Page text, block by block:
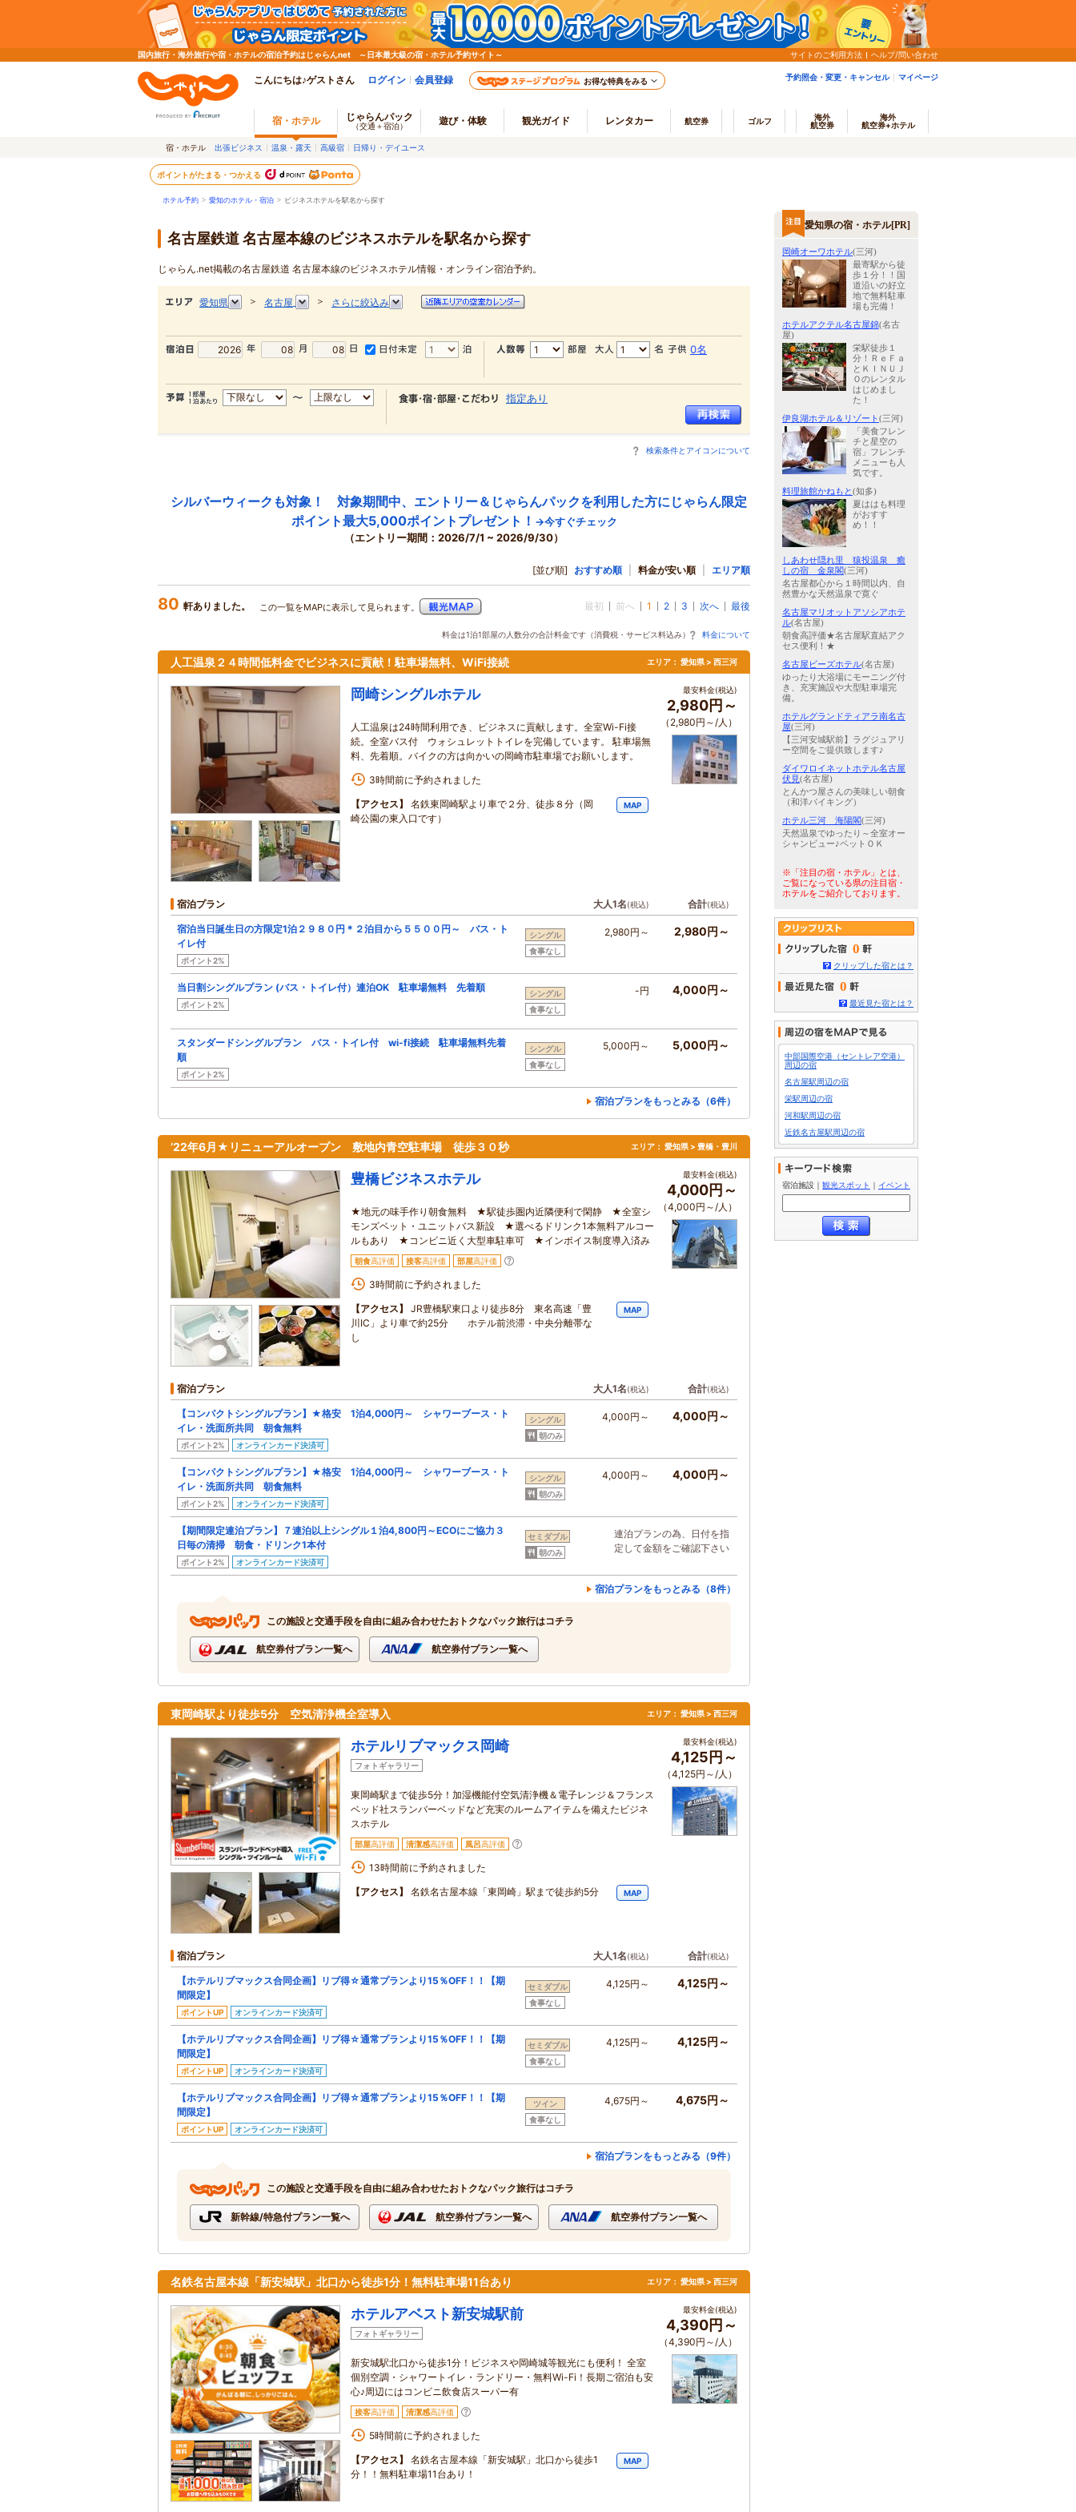
国内旅行・海外旅行や宿・ホテルの宿泊予約はじゃらんnet ～日本最大級の宿・ホテル予約サイト～ サイトのご利用方法 ヘルプ/問い合わせ
こんにちは♪ゲストさん ログイン 会員登録 お得な特典をみる 予約照会・変更・キャンセル マイページ
宿・ホテル じゃらんパック
（交通＋宿泊） 遊び・体験 観光ガイド レンタカー 航空券 ゴルフ
海外
航空券
海外
航空券+ホテル
宿・ホテル 出張ビジネス 温泉・露天 高級宿 日帰り・デイユース
ポイントがたまる・つかえる
ホテル予約 > 愛知のホテル・宿泊 > ビジネスホテルを駅名から探す
名古屋鉄道 名古屋本線のビジネスホテルを駅名から探す
じゃらん.net掲載の名古屋鉄道 名古屋本線のビジネスホテル情報・オンライン宿泊予約。
愛知県 ＞ 名古屋 ＞ さらに絞込み
0名
指定あり
検索条件とアイコンについて
シルバーウィークも対象！ 対象期間中、エントリー＆じゃらんパックを利用した方にじゃらん限定
ポイント最大5,000ポイントプレゼント！ →今すぐチェック
（エントリー期間：2026/7/1 ~ 2026/9/30）
[並び順] おすすめ順 料金が安い順 エリア順
80 軒ありました。 この一覧をMAPに表示して見られます。 最初 前へ 1 2 3 次へ 最後
料金は1泊1部屋の人数分の合計料金です（消費税・サービス料込み） 料金について
人工温泉２４時間低料金でビジネスに貢献！駐車場無料、WiFi接続 エリア： 愛知県 > 西三河
岡崎シングルホテル
人工温泉は24時間利用でき、ビジネスに貢献します。全室Wi-Fi接
続。全室バス付 ウォシュレットトイレを完備しています。 駐車場無
料、先着順。バイクの方は向かいの岡崎市駐車場でお願いします。
3時間前に予約されました
【アクセス】
名鉄東岡崎駅より車で２分、徒歩８分（岡
崎公園の東入口です）
MAP
最安料金(税込)
2,980円～
（2,980円～/人）
宿泊プラン 大人1名(税込) 合計(税込)
宿泊当日誕生日の方限定1泊２９８０円＊２泊目から５５００円～ バス・ト
イレ付
ポイント2%
シングル
食事なし
2,980円～ 2,980円～
当日割シングルプラン (バス・トイレ付）連泊OK 駐車場無料 先着順
ポイント2%
シングル
食事なし
-円 4,000円～
スタンダードシングルプラン バス・トイレ付 wi-fi接続 駐車場無料先着
順
ポイント2%
シングル
食事なし
5,000円～ 5,000円～
宿泊プランをもっとみる（6件）
’22年6月★リニューアルオープン 敷地内青空駐車場 徒歩３０秒 エリア： 愛知県 > 豊橋・豊川
豊橋ビジネスホテル
★地元の味手作り朝食無料 ★駅徒歩圏内近隣便利で閑静 ★全室シ
モンズベット・ユニットバス新設 ★選べるドリンク1本無料アルコー
ルもあり ★コンビニ近く大型車駐車可 ★インボイス制度導入済み
朝食高評価 接客高評価 部屋高評価
3時間前に予約されました
【アクセス】
JR豊橋駅東口より徒歩8分 東名高速「豊
川IC」より車で約25分 ホテル前渋滞・中央分離帯な
し
MAP
最安料金(税込)
4,000円～
（4,000円～/人）
宿泊プラン 大人1名(税込) 合計(税込)
【コンパクトシングルプラン】★格安 1泊4,000円～ シャワーブース・ト
イレ・洗面所共同 朝食無料
ポイント2% オンラインカード決済可
シングル
朝のみ
4,000円～ 4,000円～
【コンパクトシングルプラン】★格安 1泊4,000円～ シャワーブース・ト
イレ・洗面所共同 朝食無料
ポイント2% オンラインカード決済可
シングル
朝のみ
4,000円～ 4,000円～
【期間限定連泊プラン】７連泊以上シングル１泊4,800円～ECOにご協力３
日毎の清掃 朝食・ドリンク1本付
ポイント2% オンラインカード決済可
セミダブル
朝のみ
連泊プランの為、日付を指
定して金額をご確認下さい
宿泊プランをもっとみる（8件）
この施設と交通手段を自由に組み合わせたおトクなパック旅行はコチラ
航空券付プラン一覧へ 航空券付プラン一覧へ
東岡崎駅より徒歩5分 空気清浄機全室導入 エリア： 愛知県 > 西三河
ホテルリブマックス岡崎
フォトギャラリー
東岡崎駅まで徒歩5分！加湿機能付空気清浄機＆電子レンジ＆フランス
ベッド社スランバーベッドなど充実のルームアイテムを備えたビジネ
スホテル
部屋高評価 清潔感高評価 風呂高評価
13時間前に予約されました
【アクセス】
名鉄名古屋本線「東岡崎」駅まで徒歩約5分 MAP
最安料金(税込)
4,125円～
（4,125円～/人）
宿泊プラン 大人1名(税込) 合計(税込)
【ホテルリブマックス合同企画】リブ得☆通常プランより15％OFF！！【期
間限定】
ポイントUP オンラインカード決済可
セミダブル
食事なし
4,125円～ 4,125円～
【ホテルリブマックス合同企画】リブ得☆通常プランより15％OFF！！【期
間限定】
ポイントUP オンラインカード決済可
セミダブル
食事なし
4,125円～ 4,125円～
【ホテルリブマックス合同企画】リブ得☆通常プランより15％OFF！！【期
間限定】
ポイントUP オンラインカード決済可
ツイン
食事なし
4,675円～ 4,675円～
宿泊プランをもっとみる（9件）
この施設と交通手段を自由に組み合わせたおトクなパック旅行はコチラ
新幹線/特急付プラン一覧へ 航空券付プラン一覧へ 航空券付プラン一覧へ
名鉄名古屋本線「新安城駅」北口から徒歩1分！無料駐車場11台あり エリア： 愛知県 > 西三河
ホテルアベスト新安城駅前
フォトギャラリー
新安城駅北口から徒歩1分！ビジネスや岡崎城等観光にも便利！ 全室
個別空調・シャワートイレ・ランドリー・無料Wi-Fi！長期ご宿泊も安
心♪周辺にはコンビニ飲食店スーパー有
接客高評価 清潔感高評価
5時間前に予約されました
【アクセス】
名鉄名古屋本線「新安城駅」北口から徒歩1
分！！無料駐車場11台あり！
MAP
最安料金(税込)
4,390円～
（4,390円～/人）
愛知県の宿・ホテル[PR]
岡崎オーワホテル(三河)
最寄駅から徒
歩１分！！国
道沿いの好立
地で無料駐車
場も完備！
ホテルアクテル名古屋錦(名古
屋)
栄駅徒歩１
分！ＲｅＦａ
とＫＩＮＵＪ
Ｏのレンタル
はじめまし
た！
伊良湖ホテル＆リゾート(三河)
「美食フレン
チと星空の
宿」フレンチ
メニューも人
気です。
料理旅館かねもと(知多)
夏ははも料理
がおすす
め！！
しあわせ隠れ里 猿投温泉 癒
しの宿 金泉閣(三河)
名古屋都心から１時間以内、自
然豊かな天然温泉で寛ぐ
名古屋マリオットアソシアホテ
ル(名古屋)
朝食高評価★名古屋駅直結アク
セス便利！★
名古屋ビーズホテル(名古屋)
ゆったり大浴場にモーニング付
き、充実施設や大型駐車場完
備。
ホテルグランドティアラ南名古
屋(三河)
【三河安城駅前】ラグジュアリ
ー空間をご提供致します♪
ダイワロイネットホテル名古屋
伏見(名古屋)
とんかつ屋さんの美味しい朝食
（和洋バイキング）
ホテル三河 海陽閣(三河)
天然温泉でゆったり～全室オー
シャンビュー♪ペットＯＫ
※「注目の宿・ホテル」とは、
ご覧になっている県の注目宿・
ホテルをご紹介しております。
0
クリップした宿とは？
0
最近見た宿とは？
中部国際空港（セントレア空港）
周辺の宿
名古屋駅周辺の宿
栄駅周辺の宿
河和駅周辺の宿
近鉄名古屋駅周辺の宿
宿泊施設 ｜ 観光スポット ｜ イベント